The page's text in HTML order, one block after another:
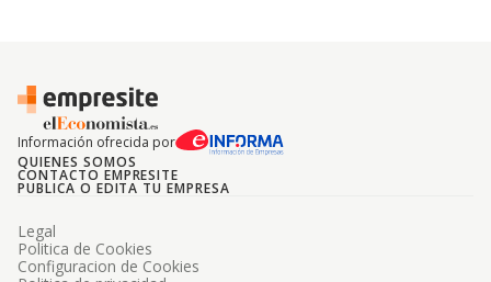
Información ofrecida por
QUIENES SOMOS
CONTACTO EMPRESITE
PUBLICA O EDITA TU EMPRESA
Legal
Politica de Cookies
Configuracion de Cookies